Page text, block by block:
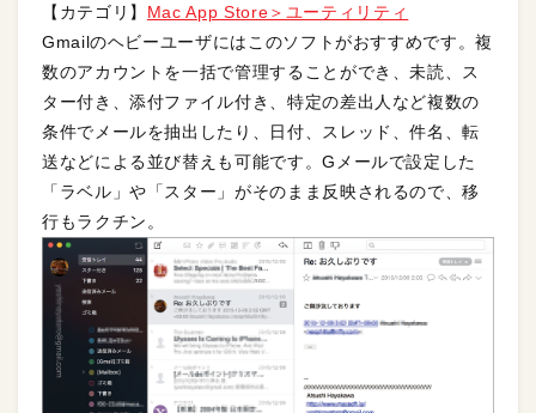
【カテゴリ】 Mac App Store＞ユーティリティ
Gmailのヘビーユーザにはこのソフトがおすすめです。複
数のアカウントを一括で管理することができ、未読、ス
ター付き、添付ファイル付き、特定の差出人など複数の
条件でメールを抽出したり、日付、スレッド、件名、転
送などによる並び替えも可能です。Gメールで設定した
「ラベル」や「スター」がそのまま反映されるので、移
行もラクチン。